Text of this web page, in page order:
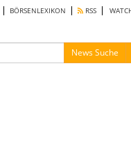
BÖRSENLEXIKON RSS
News Suche